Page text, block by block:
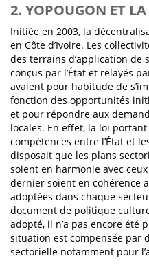
2. YOPOUGON ET LA
Initiée en 2003, la
en Côte d’Ivoire. Les
des terrains d’application de
conçus par l’État et relayés
avaient pour habitude de
fonction des opportunités
et pour répondre aux
locales. En effet, la loi
compétences entre l’État et
disposait que les plans
soient en harmonie avec
dernier soient en cohérence
adoptées dans chaque
document de politique
adopté, il n’a pas encore été
situation est compensée par
sectorielle notamment pour